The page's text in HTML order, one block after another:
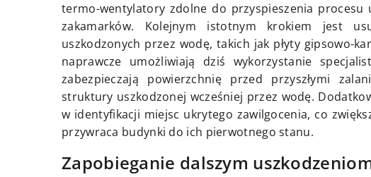
termo-wentylatory zdolne do przyspieszenia
zakamarków. Kolejnym istotnym krokiem jest
uszkodzonych przez wodę, takich jak płyty gipsowo-
naprawcze umożliwiają dziś wykorzystanie
zabezpieczają powierzchnię przed przyszłymi
struktury uszkodzonej wcześniej przez wodę.
w identyfikacji miejsc ukrytego zawilgocenia, co
przywraca budynki do ich pierwotnego stanu.
Zapobieganie dalszym